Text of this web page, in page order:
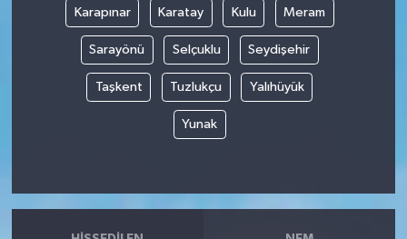
Karapınar Karatay Kulu Meram
Sarayönü Selçuklu Seydişehir
Taşkent Tuzlukçu Yalıhüyük
Yunak